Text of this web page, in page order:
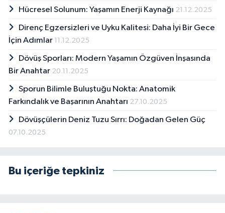
Hücresel Solunum: Yaşamın Enerji Kaynağı 21.12.2025
Direnç Egzersizleri ve Uyku Kalitesi: Daha İyi Bir Gece
İçin Adımlar 11.12.2025
Dövüş Sporları: Modern Yaşamın Özgüven İnşasında
Bir Anahtar 20.11.2025
Sporun Bilimle Buluştuğu Nokta: Anatomik
Farkındalık ve Başarının Anahtarı 27.10.2025
Dövüşçülerin Deniz Tuzu Sırrı: Doğadan Gelen Güç
07.10.2025
Bu içeriğe tepkiniz